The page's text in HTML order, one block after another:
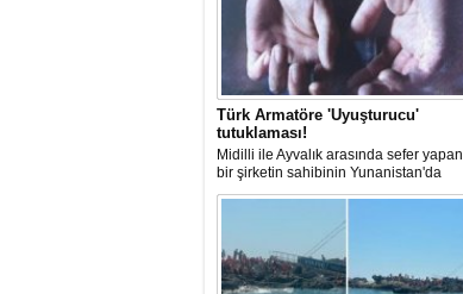
Türk Armatöre 'Uyuşturucu'
tutuklaması!
Midilli ile Ayvalık arasında sefer yapan
bir şirketin sahibinin Yunanistan'da
tutuklandığı bildirildi.